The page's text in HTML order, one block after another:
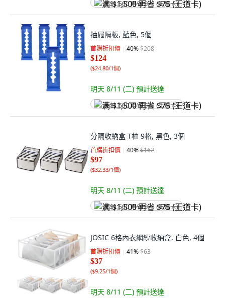
满 $1,500 再省 $75 (王道卡)
抽屜隔板, 藍色, 5個
首購折扣價 40%$208
$124
($24.80/1個)
明天 8/11 (二) 預計送達
满 $1,500 再省 $75 (王道卡)
分隔收納盒 T桖 9格, 黑色, 3個
首購折扣價 40%$162
$97
($32.33/1個)
明天 8/11 (二) 預計送達
满 $1,500 再省 $75 (王道卡)
JOSIC 6格內衣網紗收納盒, 白色, 4個
首購折扣價 41%$63
$37
($9.25/1個)
明天 8/11 (二) 預計送達